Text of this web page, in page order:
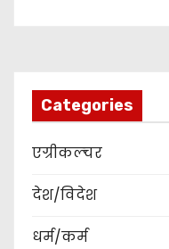
Categories
एग्रीकल्चर
देश/विदेश
धर्म/कर्म